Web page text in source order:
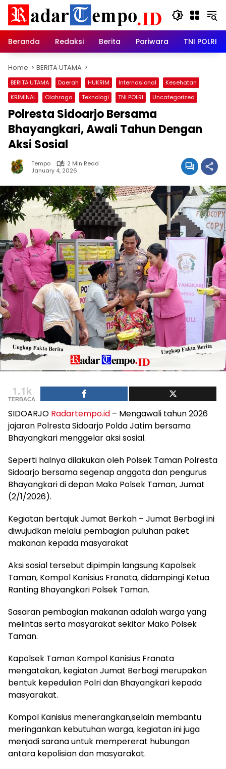
Skip
content
Beranda
Redaksi Berita Pariwara TNI POLRI
Home BERITA UTAMA
BERITA UTAMA Daerah HUKRIM Internasional
Kesehatan
KRIMINAL
Olahraga Teknologi TNI POLRI Uncategorized
Polresta Sidoarjo Bersama
Bhayangkari, Awali Tahun Dengan
Aksi Sosial
Tempo
2 Min Read
January 4, 2026
1.1k
TERBACA
SIDOARJO Radartempo.id – Mengawali tahun 2026
jajaran Polresta Sidoarjo Polda Jatim bersama
Bhayangkari menggelar aksi sosial.
Seperti halnya dilakukan oleh Polsek Taman Polresta
Sidoarjo bersama segenap anggota dan pengurus
Bhayangkari di depan Mako Polsek Taman, Jumat
(2/1/2026).
Kegiatan bertajuk Jumat Berkah – Jumat Berbagi ini
diwujudkan melalui pembagian puluhan paket
makanan kepada masyarakat
Aksi sosial tersebut dipimpin langsung Kapolsek
Taman, Kompol Kanisius Franata, didampingi Ketua
Ranting Bhayangkari Polsek Taman.
Sasaran pembagian makanan adalah warga yang
melintas serta masyarakat sekitar Mako Polsek
Taman.
Kapolsek Taman Kompol Kanisius Franata
mengatakan, kegiatan Jumat Berbagi merupakan
bentuk kepedulian Polri dan Bhayangkari kepada
masyarakat.
Kompol Kanisius menerangkan,selain membantu
meringankan kebutuhan warga, kegiatan ini juga
menjadi sarana untuk mempererat hubungan
antara kepolisian dan masyarakat.